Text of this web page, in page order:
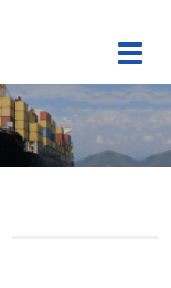
切
导